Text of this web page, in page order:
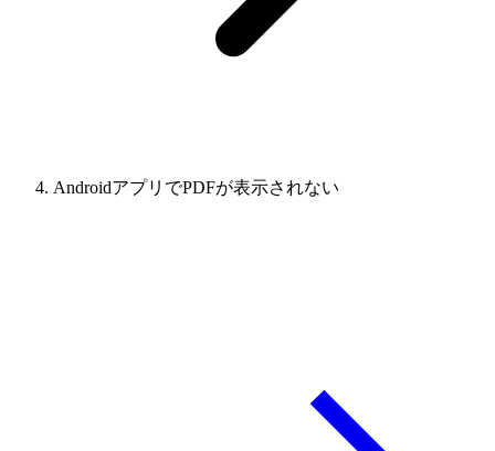
AndroidアプリでPDFが表示されない